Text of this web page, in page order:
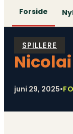
Forside
SPILLERE
juni 29, 2025•